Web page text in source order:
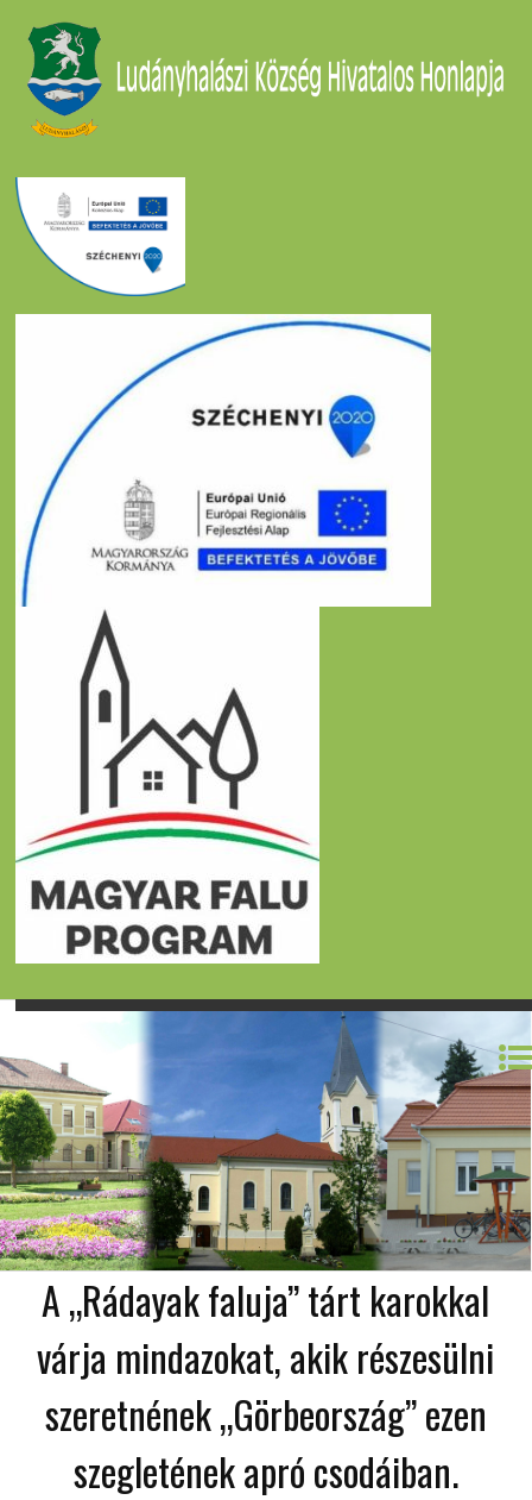
A „Rádayak faluja” tárt karokkal
várja mindazokat, akik részesülni
szeretnének „Görbeország” ezen
szegletének apró csodáiban.